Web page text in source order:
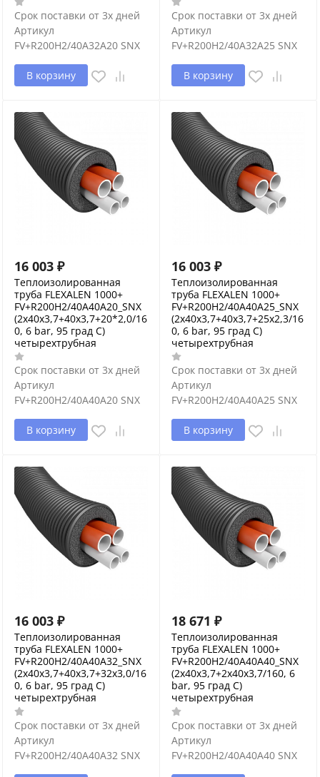
Срок поставки от 3х дней
Артикул
FV+R200H2/40A32A20 SNX
В корзину
Срок поставки от 3х дней
Артикул
FV+R200H2/40A32A25 SNX
В корзину
16 003 ₽
Теплоизолированная
труба FLEXALEN 1000+
FV+R200H2/40A40A20_SNX
(2x40x3,7+40x3,7+20*2,0/16
0, 6 bar, 95 град С)
четырехтрубная
Срок поставки от 3х дней
Артикул
FV+R200H2/40A40A20 SNX
В корзину
16 003 ₽
Теплоизолированная
труба FLEXALEN 1000+
FV+R200H2/40A40A25_SNX
(2x40x3,7+40x3,7+25x2,3/16
0, 6 bar, 95 град С)
четырехтрубная
Срок поставки от 3х дней
Артикул
FV+R200H2/40A40A25 SNX
В корзину
16 003 ₽
Теплоизолированная
труба FLEXALEN 1000+
FV+R200H2/40A40A32_SNX
(2x40x3,7+40x3,7+32x3,0/16
0, 6 bar, 95 град С)
четырехтрубная
Срок поставки от 3х дней
Артикул
FV+R200H2/40A40A32 SNX
18 671 ₽
Теплоизолированная
труба FLEXALEN 1000+
FV+R200H2/40A40A40_SNX
(2x40x3,7+2x40x3,7/160, 6
bar, 95 град С)
четырехтрубная
Срок поставки от 3х дней
Артикул
FV+R200H2/40A40A40 SNX